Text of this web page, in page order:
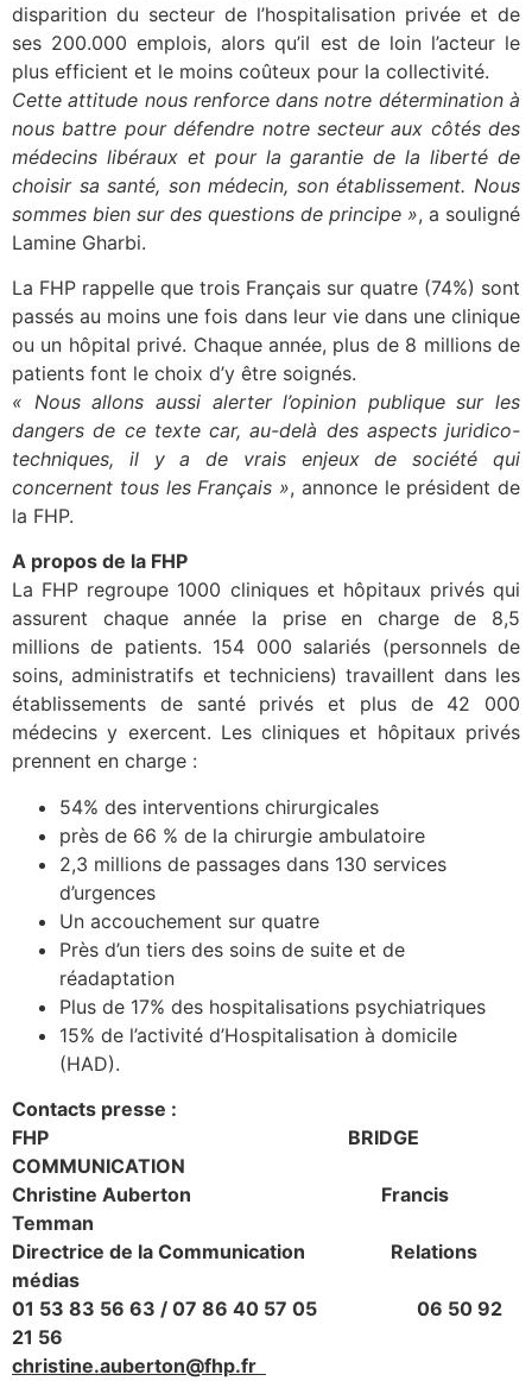
disparition du secteur de l’hospitalisation privée et de
ses 200.000 emplois, alors qu’il est de loin l’acteur le
plus efficient et le moins coûteux pour la collectivité.
Cette attitude nous renforce dans notre détermination à
nous battre pour défendre notre secteur aux côtés des
médecins libéraux et pour la garantie de la liberté de
choisir sa santé, son médecin, son établissement. Nous
sommes bien sur des questions de principe », a souligné
Lamine Gharbi.
La FHP rappelle que trois Français sur quatre (74%) sont
passés au moins une fois dans leur vie dans une clinique
ou un hôpital privé. Chaque année, plus de 8 millions de
patients font le choix d’y être soignés.
« Nous allons aussi alerter l’opinion publique sur les
dangers de ce texte car, au-delà des aspects juridico-
techniques, il y a de vrais enjeux de société qui
concernent tous les Français », annonce le président de
la FHP.
A propos de la FHP
La FHP regroupe 1000 cliniques et hôpitaux privés qui
assurent chaque année la prise en charge de 8,5
millions de patients. 154 000 salariés (personnels de
soins, administratifs et techniciens) travaillent dans les
établissements de santé privés et plus de 42 000
médecins y exercent. Les cliniques et hôpitaux privés
prennent en charge :
54% des interventions chirurgicales
près de 66 % de la chirurgie ambulatoire
2,3 millions de passages dans 130 services
d’urgences
Un accouchement sur quatre
Près d’un tiers des soins de suite et de
réadaptation
Plus de 17% des hospitalisations psychiatriques
15% de l’activité d’Hospitalisation à domicile
(HAD).
Contacts presse :
FHP BRIDGE
COMMUNICATION
Christine Auberton Francis
Temman
Directrice de la Communication Relations
médias
01 53 83 56 63 / 07 86 40 57 05 06 50 92
21 56
christine.auberton@fhp.fr